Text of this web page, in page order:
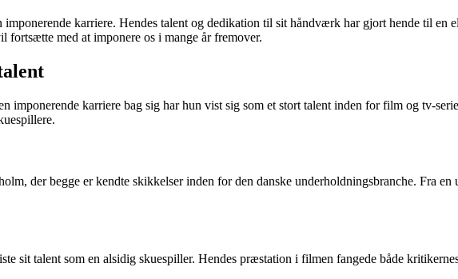
karriere. Hendes talent og dedikation til sit håndværk har gjort hende til en
med at imponere os i mange år fremover.
imponerende karriere bag sig har hun vist sig som et stort talent inden for film og tv-
der begge er kendte skikkelser inden for den danske underholdningsbranche. Fra en
sit talent som en alsidig skuespiller. Hendes præstation i filmen fangede både